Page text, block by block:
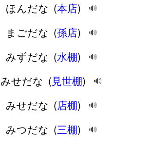
ほんだな (本店) 🔊
まごだな (孫店) 🔊
みずだな (水棚) 🔊
みせだな (見世棚) 🔊
みせだな (店棚) 🔊
みつだな (三棚) 🔊